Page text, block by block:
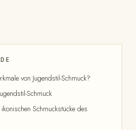
von Jugendstil-Schmuck?
Schmuck
Schmuckstücke des